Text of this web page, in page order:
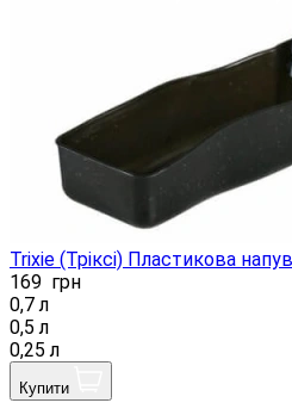
Trixie (Тріксі) Пластикова
169 грн
0,7 л
0,5 л
0,25 л
Купити